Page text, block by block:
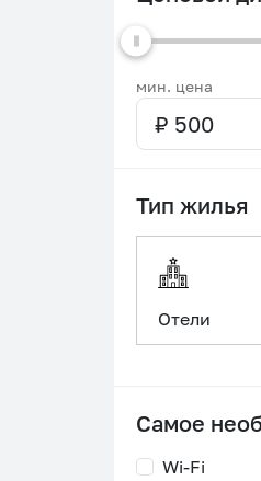
мин. цена
Тип жилья
Отели
Самое
Wi-Fi